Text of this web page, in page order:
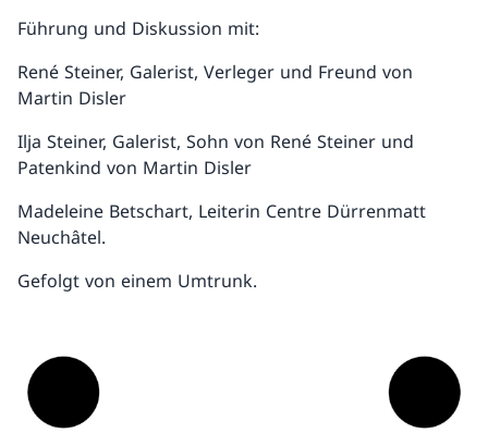
Führung und Diskussion mit:
René Steiner, Galerist, Verleger und Freund von
Martin Disler
Ilja Steiner, Galerist, Sohn von René Steiner und
Patenkind von Martin Disler
Madeleine Betschart, Leiterin Centre Dürrenmatt
Neuchâtel.
Gefolgt von einem Umtrunk.